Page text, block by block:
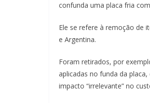
confunda uma placa fria
Ele se refere à remoção de
e Argentina.
Foram retirados, por
aplicadas no funda da
impacto “irrelevante” no